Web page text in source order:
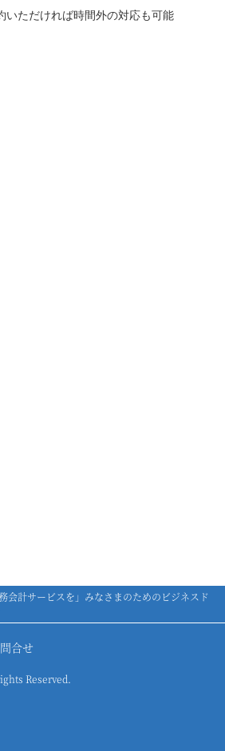
ただければ時間外の対応も可能
会計サービスを」みなさまのためのビジネスド
合せ
Reserved.